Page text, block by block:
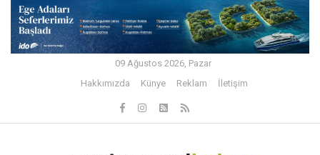
09 Ağustos 2026, Pazar
Hakkımızda
Künye Reklam İletişim